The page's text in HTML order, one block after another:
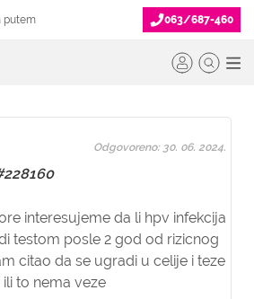
putem 063/687-460
interesujeme da li hpv infekcija
testom posle 2 god od rizicnog
citao da se ugradi u celije i teze
to nema veze
Odgovoreno: 30. 06. 2024.